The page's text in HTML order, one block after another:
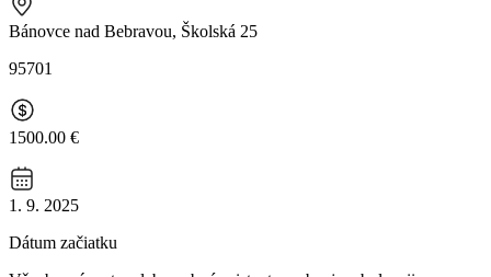
Bánovce nad Bebravou, Školská 25
95701
1500.00 €
1. 9. 2025
Dátum začiatku